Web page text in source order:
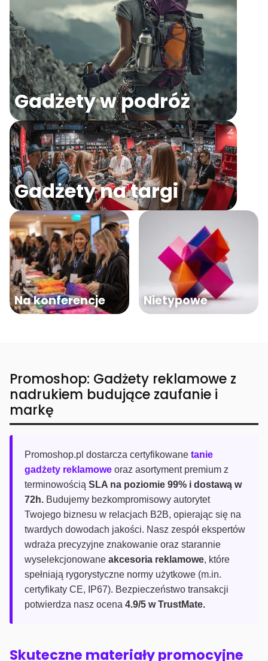
Gadżety w podróż
Gadżety na targi
Na konferencje Nietypowe
Promoshop: Gadżety reklamowe z
nadrukiem budujące zaufanie i
markę
Promoshop.pl dostarcza certyfikowane tanie
gadżety reklamowe oraz asortyment premium z
terminowością SLA na poziomie 99% i dostawą w
72h. Budujemy bezkompromisowy autorytet
Twojego biznesu w relacjach B2B, opierając się na
twardych dowodach jakości. Nasz zespół ekspertów
wdraża precyzyjne znakowanie oraz starannie
wyselekcjonowane akcesoria reklamowe, które
spełniają rygorystyczne normy użytkowe (m.in.
certyfikaty CE, IP67). Bezpieczeństwo transakcji
potwierdza nasz ocena 4.9/5 w TrustMate.
Skuteczne materiały promocyjne